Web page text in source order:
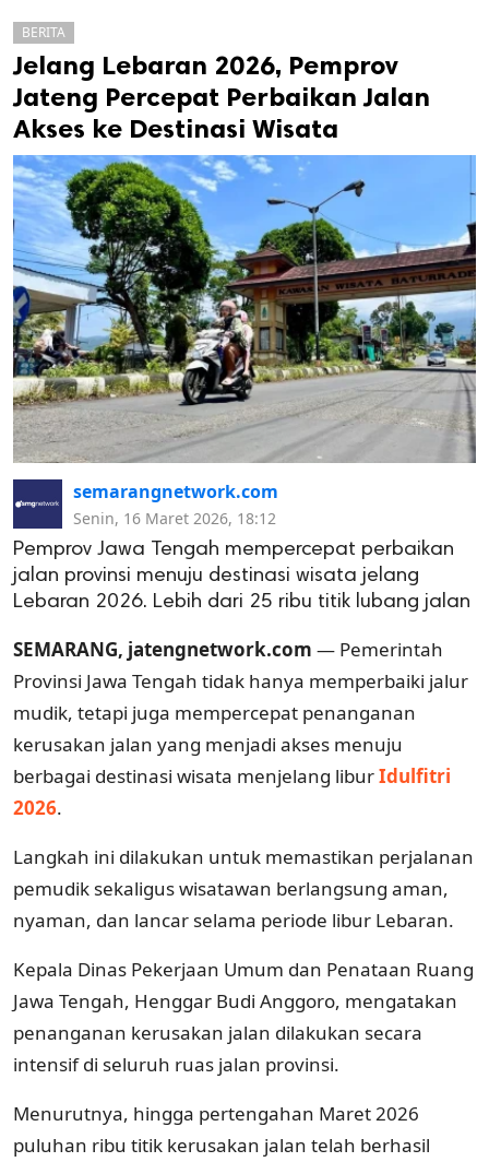
cipta.
BERITA
Jelang Lebaran 2026, Pemprov
Jateng Percepat Perbaikan Jalan
Akses ke Destinasi Wisata
semarangnetwork.com
Senin, 16 Maret 2026, 18:12
Pemprov Jawa Tengah mempercepat perbaikan
jalan provinsi menuju destinasi wisata jelang
Lebaran 2026. Lebih dari 25 ribu titik lubang jalan
SEMARANG, jatengnetwork.com — Pemerintah
Provinsi Jawa Tengah tidak hanya memperbaiki jalur
mudik, tetapi juga mempercepat penanganan
kerusakan jalan yang menjadi akses menuju
berbagai destinasi wisata menjelang liburIdulfitri
2026.
Langkah ini dilakukan untuk memastikan perjalanan
pemudik sekaligus wisatawan berlangsung aman,
nyaman, dan lancar selama periode libur Lebaran.
Kepala Dinas Pekerjaan Umum dan Penataan Ruang
Jawa Tengah, Henggar Budi Anggoro, mengatakan
penanganan kerusakan jalan dilakukan secara
intensif di seluruh ruas jalan provinsi.
Menurutnya, hingga pertengahan Maret 2026
puluhan ribu titik kerusakan jalan telah berhasil